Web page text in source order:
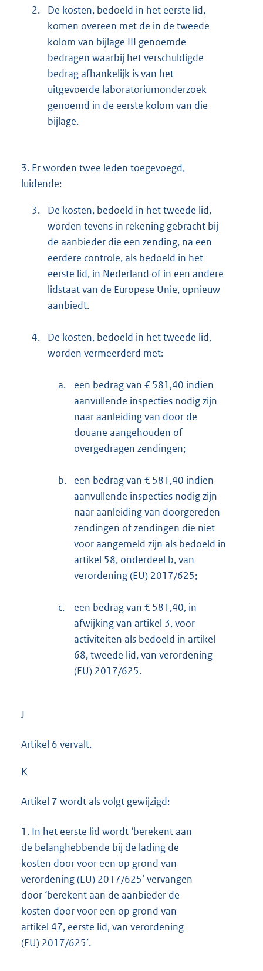
2.
De kosten, bedoeld in het eerste lid,
komen overeen met de in de tweede
kolom van bijlage III genoemde
bedragen waarbij het verschuldigde
bedrag afhankelijk is van het
uitgevoerde laboratoriumonderzoek
genoemd in de eerste kolom van die
bijlage.
3. Er worden twee leden toegevoegd,
luidende:
3.
De kosten, bedoeld in het tweede lid,
worden tevens in rekening gebracht bij
de aanbieder die een zending, na een
eerdere controle, als bedoeld in het
eerste lid, in Nederland of in een andere
lidstaat van de Europese Unie, opnieuw
aanbiedt.
4.
De kosten, bedoeld in het tweede lid,
worden vermeerderd met:
a.
een bedrag van € 581,40 indien
aanvullende inspecties nodig zijn
naar aanleiding van door de
douane aangehouden of
overgedragen zendingen;
b.
een bedrag van € 581,40 indien
aanvullende inspecties nodig zijn
naar aanleiding van doorgereden
zendingen of zendingen die niet
voor aangemeld zijn als bedoeld in
artikel 58, onderdeel b, van
verordening (EU) 2017/625;
c.
een bedrag van € 581,40, in
afwijking van artikel 3, voor
activiteiten als bedoeld in artikel
68, tweede lid, van verordening
(EU) 2017/625.
J
Artikel 6 vervalt.
K
Artikel 7 wordt als volgt gewijzigd:
1. In het eerste lid wordt ‘berekent aan
de belanghebbende bij de lading de
kosten door voor een op grond van
verordening (EU) 2017/625’ vervangen
door ‘berekent aan de aanbieder de
kosten door voor een op grond van
artikel 47, eerste lid, van verordening
(EU) 2017/625’.